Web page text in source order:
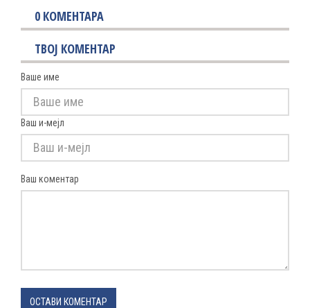
0 КОМЕНТАРА
ТВОЈ КОМЕНТАР
Ваше име
Ваш и-мејл
Ваш коментар
ОСТАВИ КОМЕНТАР